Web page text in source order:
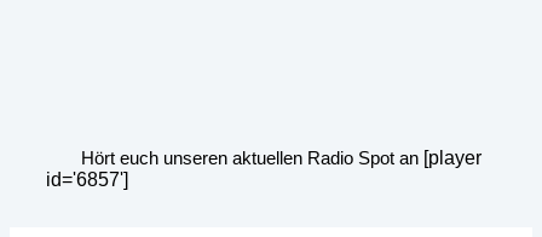
Hört euch unseren aktuellen Radio Spot an [player
id='6857']